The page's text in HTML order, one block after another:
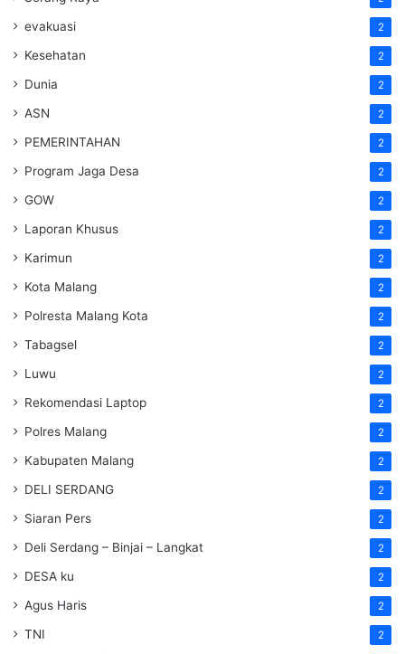
evakuasi 2
Kesehatan 2
Dunia 2
ASN 2
PEMERINTAHAN 2
Program Jaga Desa 2
GOW 2
Laporan Khusus 2
Karimun 2
Kota Malang 2
Polresta Malang Kota 2
Tabagsel 2
Luwu 2
Rekomendasi Laptop 2
Polres Malang 2
Kabupaten Malang 2
DELI SERDANG 2
Siaran Pers 2
Deli Serdang – Binjai – Langkat 2
DESA ku 2
Agus Haris 2
TNI 2